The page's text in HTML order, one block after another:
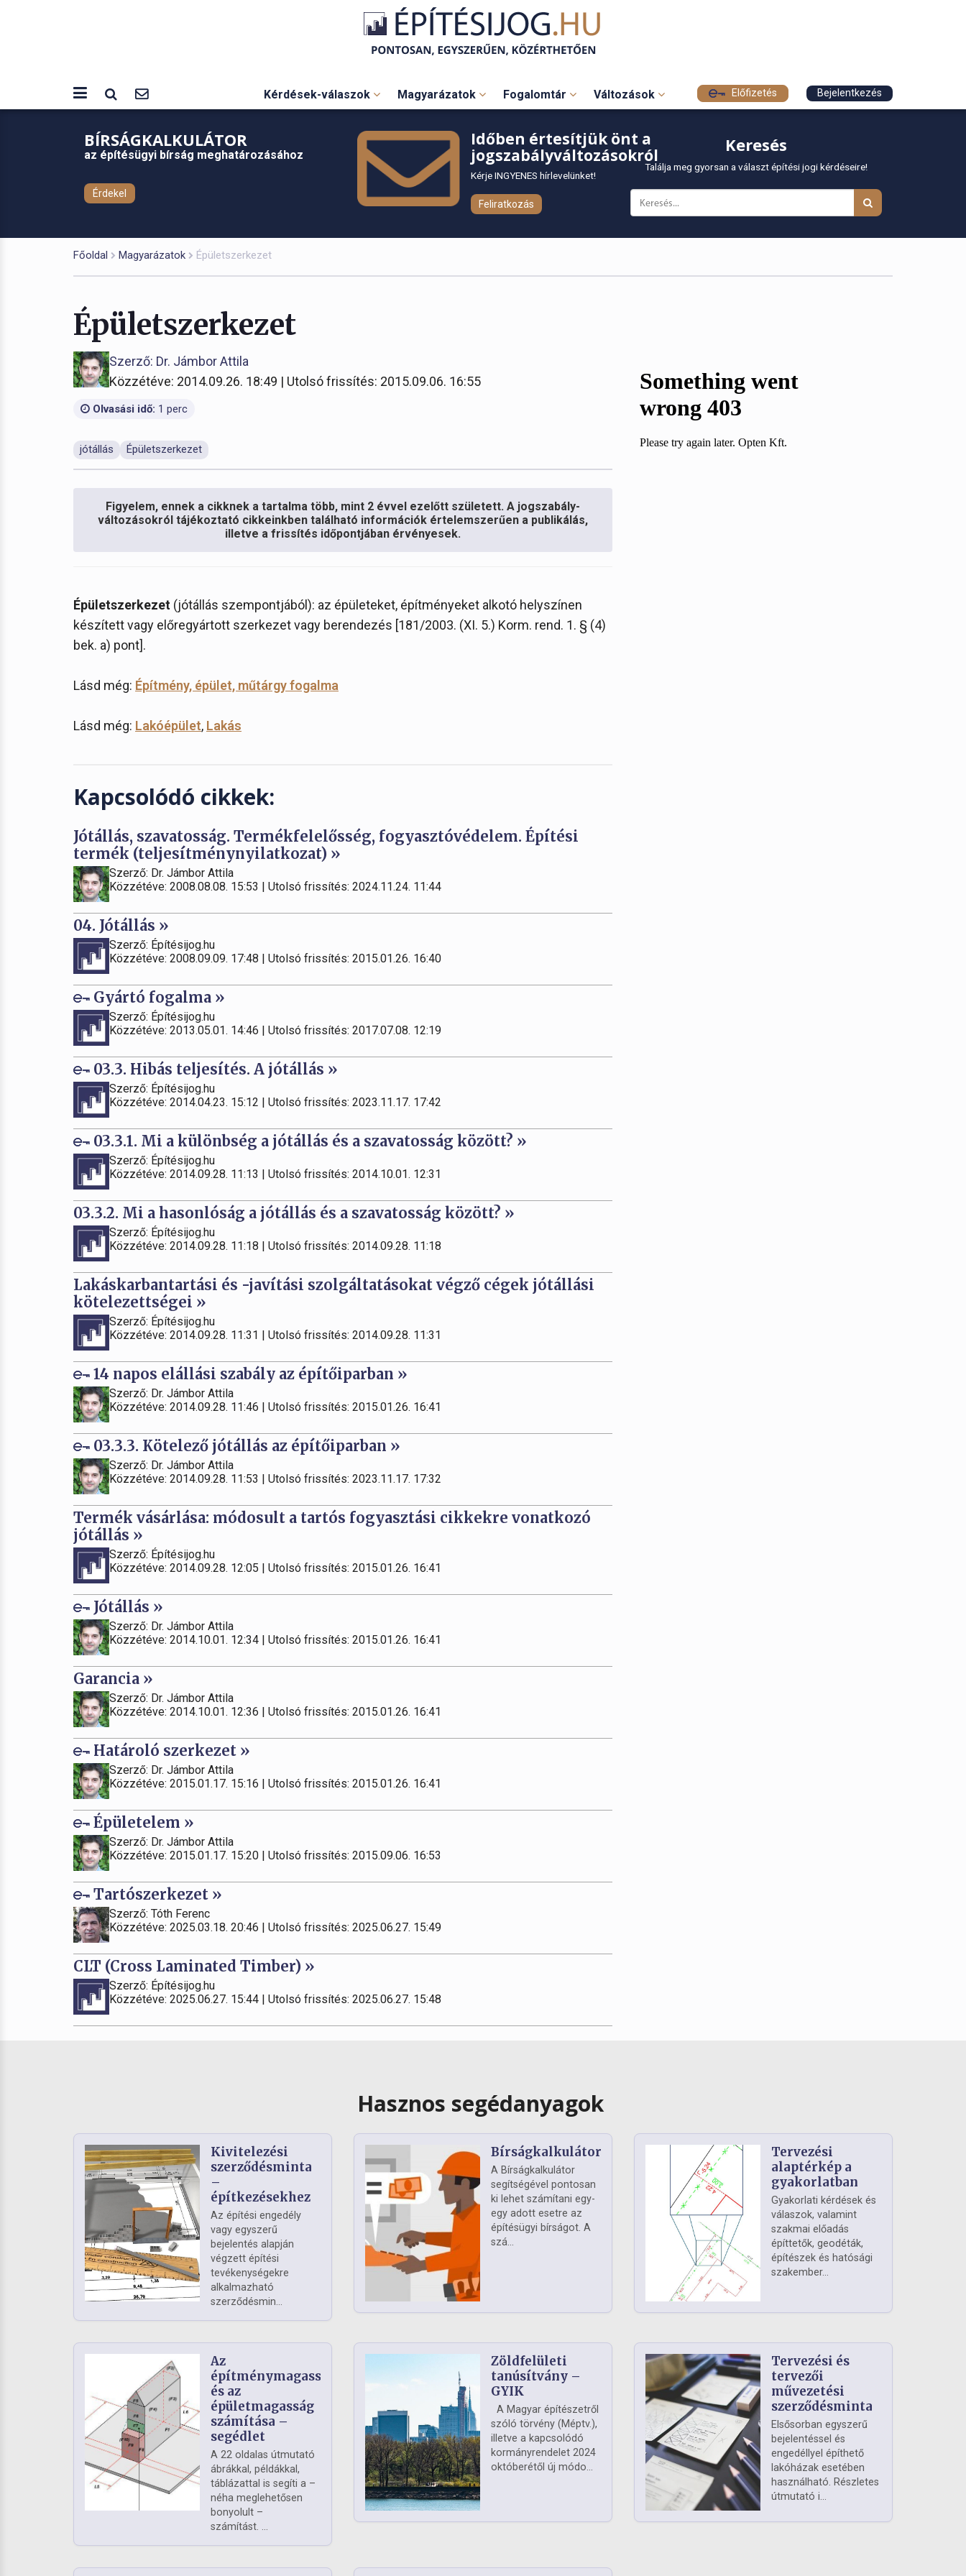
Kérdések-válaszok Magyarázatok Fogalomtár Változások Előfizetés Bejelentkezés
BÍRSÁGKALKULÁTOR
az építésügyi bírság meghatározásához
Érdekel
Időben értesítjük önt a
jogszabályváltozásokról
Kérje INGYENES hírlevelünket!
Feliratkozás
Keresés
Találja meg gyorsan a választ építési jogi kérdéseire!
Főoldal Magyarázatok Épületszerkezet
Épületszerkezet
Szerző: Dr. Jámbor Attila
Közzétéve: 2014.09.26. 18:49 | Utolsó frissítés: 2015.09.06. 16:55
Olvasási idő: 1 perc
jótállás Épületszerkezet
Figyelem, ennek a cikknek a tartalma több, mint 2 évvel ezelőtt született. A jogszabály-
változásokról tájékoztató cikkeinkben található információk értelemszerűen a publikálás,
illetve a frissítés időpontjában érvényesek.
Épületszerkezet (jótállás szempontjából): az épületeket, építményeket alkotó helyszínen
készített vagy előregyártott szerkezet vagy berendezés [181/2003. (XI. 5.) Korm. rend. 1. § (4)
bek. a) pont].
Lásd még: Építmény, épület, műtárgy fogalma
Lásd még: Lakóépület, Lakás
Kapcsolódó cikkek:
Jótállás, szavatosság. Termékfelelősség, fogyasztóvédelem. Építési
termék (teljesítménynyilatkozat) »
Szerző: Dr. Jámbor Attila
Közzétéve: 2008.08.08. 15:53 | Utolsó frissítés: 2024.11.24. 11:44
04. Jótállás »
Szerző: Építésijog.hu
Közzétéve: 2008.09.09. 17:48 | Utolsó frissítés: 2015.01.26. 16:40
Gyártó fogalma »
Szerző: Építésijog.hu
Közzétéve: 2013.05.01. 14:46 | Utolsó frissítés: 2017.07.08. 12:19
03.3. Hibás teljesítés. A jótállás »
Szerző: Építésijog.hu
Közzétéve: 2014.04.23. 15:12 | Utolsó frissítés: 2023.11.17. 17:42
03.3.1. Mi a különbség a jótállás és a szavatosság között? »
Szerző: Építésijog.hu
Közzétéve: 2014.09.28. 11:13 | Utolsó frissítés: 2014.10.01. 12:31
03.3.2. Mi a hasonlóság a jótállás és a szavatosság között? »
Szerző: Építésijog.hu
Közzétéve: 2014.09.28. 11:18 | Utolsó frissítés: 2014.09.28. 11:18
Lakáskarbantartási és -javítási szolgáltatásokat végző cégek jótállási
kötelezettségei »
Szerző: Építésijog.hu
Közzétéve: 2014.09.28. 11:31 | Utolsó frissítés: 2014.09.28. 11:31
14 napos elállási szabály az építőiparban »
Szerző: Dr. Jámbor Attila
Közzétéve: 2014.09.28. 11:46 | Utolsó frissítés: 2015.01.26. 16:41
03.3.3. Kötelező jótállás az építőiparban »
Szerző: Dr. Jámbor Attila
Közzétéve: 2014.09.28. 11:53 | Utolsó frissítés: 2023.11.17. 17:32
Termék vásárlása: módosult a tartós fogyasztási cikkekre vonatkozó
jótállás »
Szerző: Építésijog.hu
Közzétéve: 2014.09.28. 12:05 | Utolsó frissítés: 2015.01.26. 16:41
Jótállás »
Szerző: Dr. Jámbor Attila
Közzétéve: 2014.10.01. 12:34 | Utolsó frissítés: 2015.01.26. 16:41
Garancia »
Szerző: Dr. Jámbor Attila
Közzétéve: 2014.10.01. 12:36 | Utolsó frissítés: 2015.01.26. 16:41
Határoló szerkezet »
Szerző: Dr. Jámbor Attila
Közzétéve: 2015.01.17. 15:16 | Utolsó frissítés: 2015.01.26. 16:41
Épületelem »
Szerző: Dr. Jámbor Attila
Közzétéve: 2015.01.17. 15:20 | Utolsó frissítés: 2015.09.06. 16:53
Tartószerkezet »
Szerző: Tóth Ferenc
Közzétéve: 2025.03.18. 20:46 | Utolsó frissítés: 2025.06.27. 15:49
CLT (Cross Laminated Timber) »
Szerző: Építésijog.hu
Közzétéve: 2025.06.27. 15:44 | Utolsó frissítés: 2025.06.27. 15:48
Hasznos segédanyagok
Kivitelezési
szerződésminta
–
építkezésekhez
Az építési engedély
vagy egyszerű
bejelentés alapján
végzett építési
tevékenységekre
alkalmazható
szerződésmin...
Bírságkalkulátor
A Bírságkalkulátor
segítségével pontosan
ki lehet számítani egy-
egy adott esetre az
építésügyi bírságot. A
szá...
Tervezési
alaptérkép a
gyakorlatban
Gyakorlati kérdések és
válaszok, valamint
szakmai előadás
építtetők, geodéták,
építészek és hatósági
szakember...
Az
építménymagasság
és az
épületmagasság
számítása –
segédlet
A 22 oldalas útmutató
ábrákkal, példákkal,
táblázattal is segíti a –
néha meglehetősen
bonyolult –
számítást. ...
Zöldfelületi
tanúsítvány –
GYIK
A Magyar építészetről
szóló törvény (Méptv.),
illetve a kapcsolódó
kormányrendelet 2024
októberétől új módo...
Tervezési és
tervezői
művezetési
szerződésminta
Elsősorban egyszerű
bejelentéssel és
engedéllyel építhető
lakóházak esetében
használható. Részletes
útmutató i...